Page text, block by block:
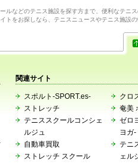
などのテニス施設を探す方まで、便利なテニス
トをお探しなら、テニスニュースやテニス施設
関連サイト
スポルト-SPORT.es-
ストレッチ
テニススクールコンシェ
ルジュ
自動車買取
ストレッチ スクール
クロ
奄美
ゼロ
ヨガ-
テニ
ェル